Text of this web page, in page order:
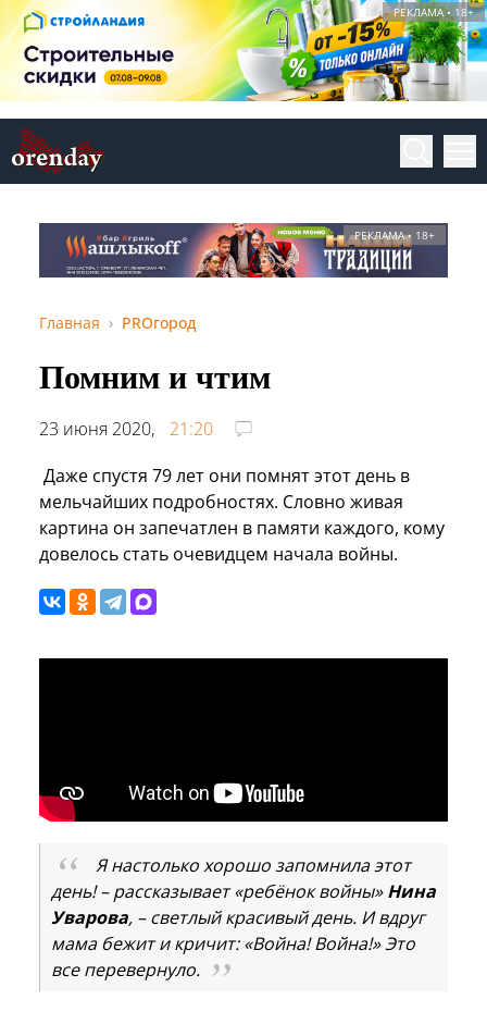
РЕКЛАМА • 18+
РЕКЛАМА • 18+
Главная PROгород
Помним и чтим
23 июня 2020,
21:20
Даже спустя 79 лет они помнят этот день в
мельчайших подробностях. Словно живая
картина он запечатлен в памяти каждого, кому
довелось стать очевидцем начала войны.
Я настолько хорошо запомнила этот
день!–рассказывает «ребёнок войны»Нина
Уварова, –светлый красивый день. И вдруг
мама бежит и кричит: «Война! Война!» Это
все перевернуло.